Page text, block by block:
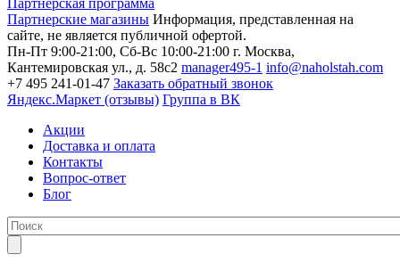
Партнерская программа
Партнерские магазины Информация, представленная на
сайте, не является публичной офертой.
Пн-Пт 9:00-21:00, Сб-Вс 10:00-21:00 г. Москва,
Кантемировская ул., д. 58с2 manager495-1 info@naholstah.com
+7 495 241-01-47 Заказать обратный звонок
Яндекс.Маркет (отзывы) Группа в ВК
Акции
Доставка и оплата
Контакты
Вопрос-ответ
Блог